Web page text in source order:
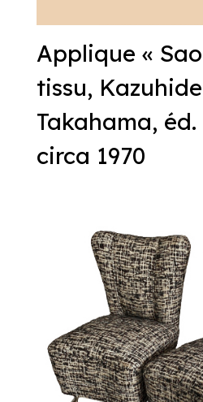
Applique «
tissu, Kazuhide
Takahama,
circa 1970